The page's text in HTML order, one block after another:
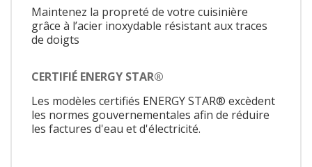
Maintenez la propreté de votre cuisinière
grâce à l’acier inoxydable résistant aux traces
de doigts
CERTIFIÉ ENERGY STAR®
Les modèles certifiés ENERGY STAR® excèdent
les normes gouvernementales afin de réduire
les factures d'eau et d'électricité.